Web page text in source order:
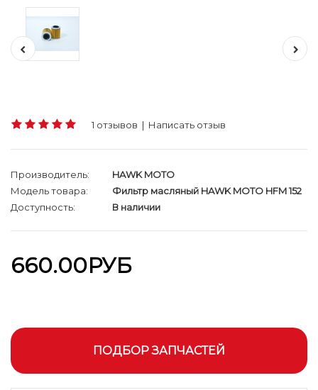
1 отзывов | Написать отзыв
Производитель:
HAWK MOTO
Модель товара:
Фильтр масляный HAWK MOTO HFM 152
Доступность:
В наличии
660.00РУБ
ПОДБОР ЗАПЧАСТЕЙ